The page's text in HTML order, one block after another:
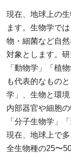
現在、地球上の
ます。生物学で
物・細菌など自
対象とします。
「動物学」「植
も代表的なもの
学」、生物と環
内部器官や細胞
「分子生物学」
現在、地球上で
全生物種の25〜